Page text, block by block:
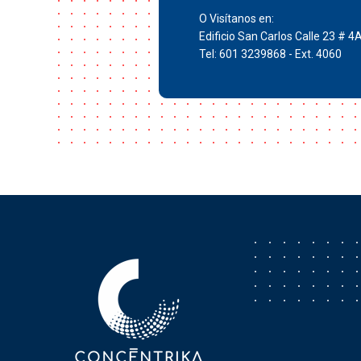
O Visítanos en:
Edificio San Carlos Calle 23 #
Tel: 601 3239868 - Ext. 4060